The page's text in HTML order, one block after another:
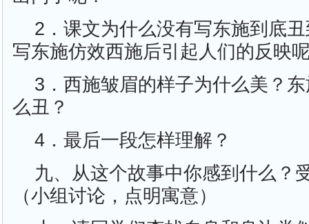
2．课文为什么没有写东施到底
写东施仿效西施后引起人们的反映
3．西施皱眉的样子为什么美？
么丑？
4．最后一段怎样理解？
九、从这个故事中你感到什么？
（小组讨论，点明寓意）